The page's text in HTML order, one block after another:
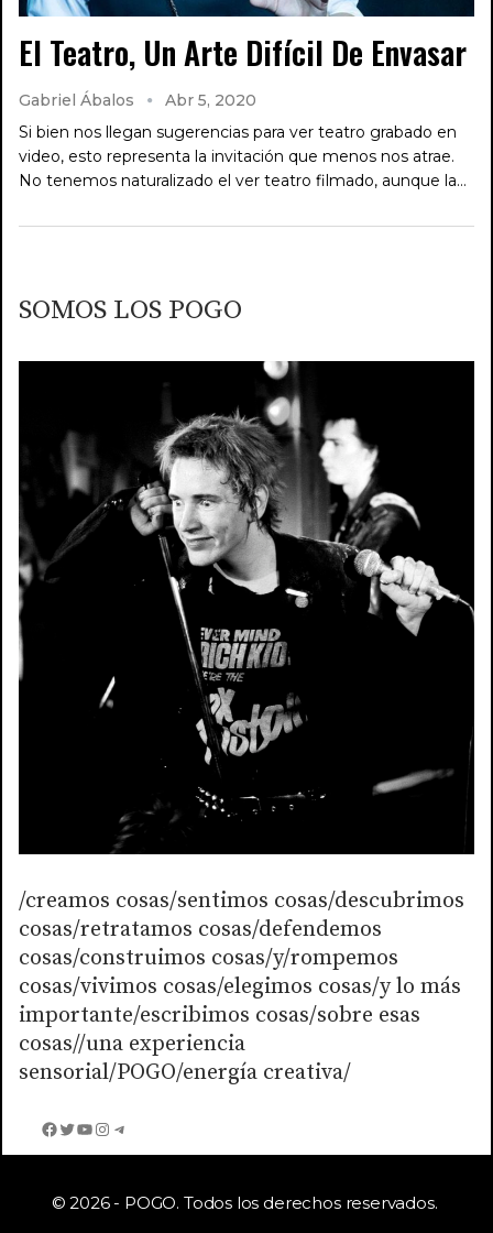
El Teatro, Un Arte Difícil De Envasar
Gabriel Ábalos
Abr 5, 2020
Si bien nos llegan sugerencias para ver teatro grabado en
video, esto representa la invitación que menos nos atrae.
No tenemos naturalizado el ver teatro filmado, aunque la…
SOMOS LOS POGO
/creamos cosas/sentimos cosas/descubrimos
cosas/retratamos cosas/defendemos
cosas/construimos cosas/y/rompemos
cosas/vivimos cosas/elegimos cosas/y lo más
importante/escribimos cosas/sobre esas
cosas//una experiencia
sensorial/POGO/energía creativa/
Facebook
Twitter
YouTube
Instagram
Telegram
© 2026 - POGO. Todos los derechos reservados.